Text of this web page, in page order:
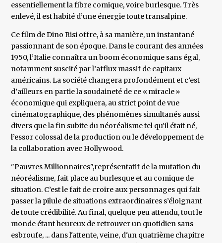
essentiellement la fibre comique, voire burlesque. Très
enlevé, il est habité d’une énergie toute transalpine.
Ce film de Dino Risi offre, à sa manière, un instantané
passionnant de son époque. Dans le courant des années
1950, l’Italie connaîtra un boom économique sans égal,
notamment suscité par l’afflux massif de capitaux
américains. La société changera profondément et c’est
d’ailleurs en partie la soudaineté de ce « miracle »
économique qui expliquera, au strict point de vue
cinématographique, des phénomènes simultanés aussi
divers que la fin subite du néoréalisme tel qu’il était né,
l’essor colossal de la production ou le développement de
la collaboration avec Hollywood.
"Pauvres Millionnaires",représentatif de la mutation du
néoréalisme, fait place au burlesque et au comique de
situation. C’est le fait de croire aux personnages qui fait
passer la pilule de situations extraordinaires s’éloignant
de toute crédibilité. Au final, quelque peu attendu, tout le
monde étant heureux de retrouver un quotidien sans
esbroufe, ... dans l'attente, veine, d'un quatrième chapitre